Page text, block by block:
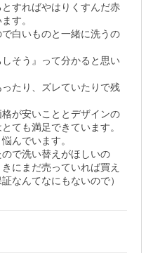
すればやはりくすんだ赤
す。
白いものと一緒に洗うの
そう』って分かると思い
たり、ズレていたりで残
が安いこととデザインの
ても満足できています。
んでいます。
ので洗い替えがほしいの
にまだ売っていれば買え
なんてなにもないので）